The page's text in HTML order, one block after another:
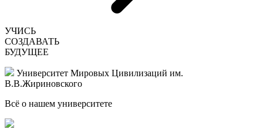
УЧИСЬ
СОЗДАВАТЬ
БУДУЩЕЕ
Университет Мировых Цивилизаций им.
В.В.Жириновского
Всё о нашем университете